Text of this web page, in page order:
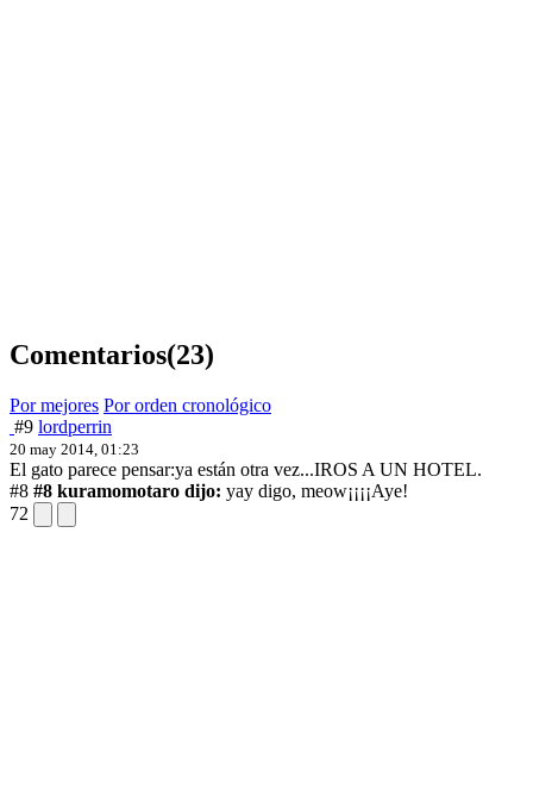
Comentarios(23)
Por mejores Por orden cronológico
#9 lordperrin
20 may 2014, 01:23
El gato parece pensar:ya están otra vez...IROS A UN HOTEL.
#8 #8 kuramomotaro dijo: yay digo, meow¡¡¡¡Aye!
72